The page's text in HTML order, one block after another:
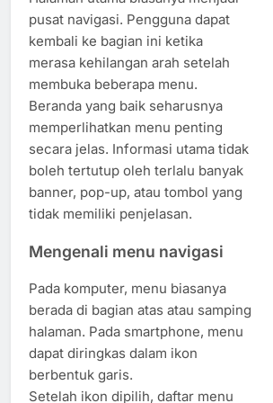
pusat navigasi. Pengguna dapat
kembali ke bagian ini ketika
merasa kehilangan arah setelah
membuka beberapa menu.
Beranda yang baik seharusnya
memperlihatkan menu penting
secara jelas. Informasi utama tidak
boleh tertutup oleh terlalu banyak
banner, pop-up, atau tombol yang
tidak memiliki penjelasan.
Mengenali menu navigasi
Pada komputer, menu biasanya
berada di bagian atas atau samping
halaman. Pada smartphone, menu
dapat diringkas dalam ikon
berbentuk garis.
Setelah ikon dipilih, daftar menu